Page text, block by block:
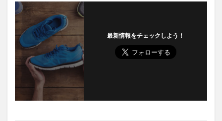
最新情報をチェックしよう！